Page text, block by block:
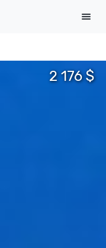
2 176 $